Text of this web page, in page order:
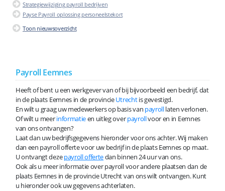
Strategiewijziging payroll bedrijven
Payse Payroll oplossing personeelstekort
Toon nieuwsoverzicht
Payroll Eemnes
Heeft of bent u een werkgever van of bij bijvoorbeeld een bedrijf, dat
in de plaats Eemnes in de provincieUtrechtis gevestigd.
En wilt u graag uw medewerkers op basis van payrolllaten verlonen.
Of wilt u meerinformatieen uitleg overpayrollvoor en in Eemnes
van ons ontvangen?
Laat dan uw bedrijfsgegevens hieronder voor ons achter. Wij maken
dan een payroll offerte voor uw bedrijf in de plaats Eemnes op maat.
U ontvangt dezepayroll offertedan binnen 24 uur van ons.
Ook als u meer informatie over payroll voor andere plaatsen dan de
plaats Eemnes in de provincie Utrecht van ons wilt ontvangen. Kunt
u hieronder ook uw gegevens achterlaten.